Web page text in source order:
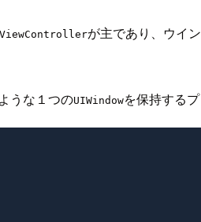
が主であり、ウイ
うな１つのUIWindowを保持する